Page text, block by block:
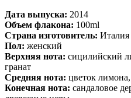
Дата выпуска: 2014
Объем флакона: 100ml
Страна изготовитель: Италия
Пол: женский
Верхняя нота: сицилийский
гранат
Средняя нота: цветок
Конечная нота: сандаловое